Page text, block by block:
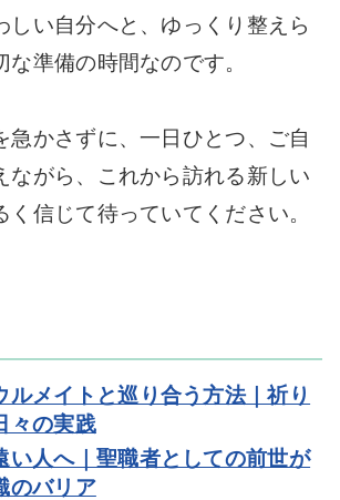
しい自分へと、ゆっくり整えら
な準備の時間なのです。
急かさずに、一日ひとつ、ご自
ながら、これから訪れる新しい
く信じて待っていてください。
ルメイトと巡り合う方法｜祈り
々の実践
い人へ｜聖職者としての前世が
のバリア